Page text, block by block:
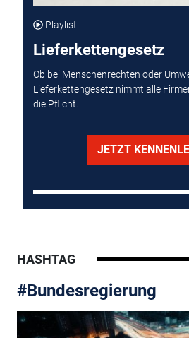
Playlist
Lieferkettengesetz
Ob bei Menschenrechten oder
Lieferkettengesetz nimmt alle
die Pflicht.
JETZT
HASHTAG
#Bundesregierung